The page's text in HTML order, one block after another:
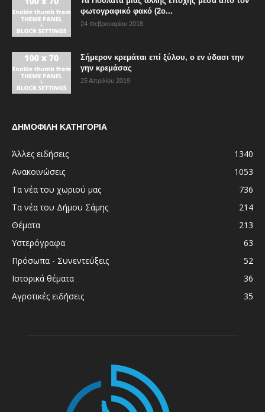
φωτογραφικό φακό (2ο...
24 Φεβρουαρίου 2018
Σήμερον κρεμάται επί ξύλου, ο εν ύδασι την
γην κρεμάσας
25 Απριλίου 2019
ΔΗΜΟΦΙΛΗ ΚΑΤΗΓΟΡΙΑ
Άλλες ειδήσεις
1340
Ανακοινώσεις
1053
Τα νέα του χωριού μας
736
Τα νέα του Δήμου Σάμης
214
Θέματα
213
Υστερόγραφα
63
Πρόσωπα - Συνεντεύξεις
52
Ιστορικά θέματα
36
Αγροτικές ειδήσεις
35